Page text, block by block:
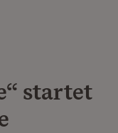
startet